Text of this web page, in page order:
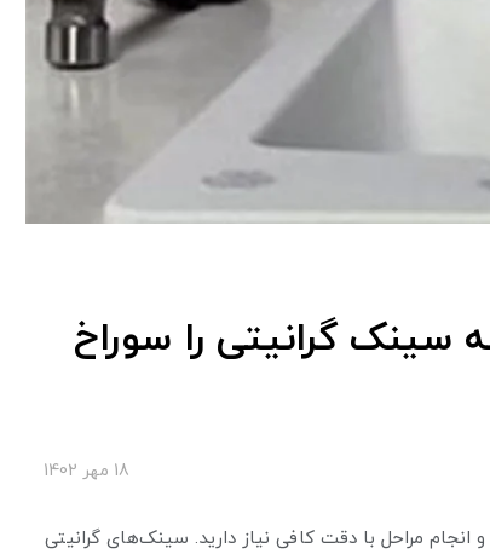
گرانیتی را سوراخ
18 مهر 1402
مراحل با دقت کافی نیاز دارید. سینک‌های گرانیتی